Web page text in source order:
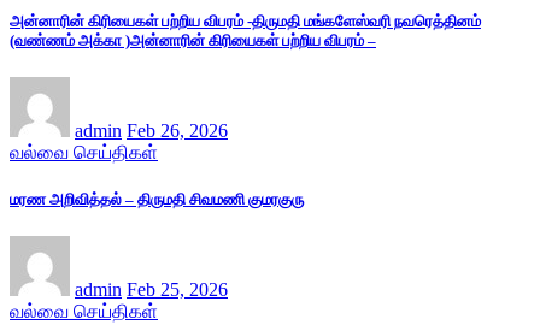
அன்னாரின் கிரியைகள் பற்றிய விபரம் -திருமதி மங்களேஸ்வரி நவரெத்தினம்
(வண்ணம் அக்கா )அன்னாரின் கிரியைகள் பற்றிய விபரம் –
admin Feb 26, 2026
வல்வை செய்திகள்
மரண அறிவித்தல் – திருமதி சிவமணி குமரகுரு
admin Feb 25, 2026
வல்வை செய்திகள்